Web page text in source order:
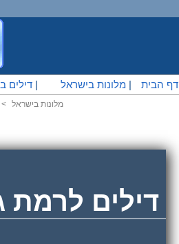
דילים| מלונות בישראל| דף הבית
< מלונות בישראל
דילים לרמת